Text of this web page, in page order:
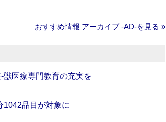
おすすめ情報 アーカイブ ‐AD‐を見る »
獣医療専門教育の充実を
1042品目が対象に